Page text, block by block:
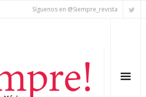
Síguenos en @Siempre_revista